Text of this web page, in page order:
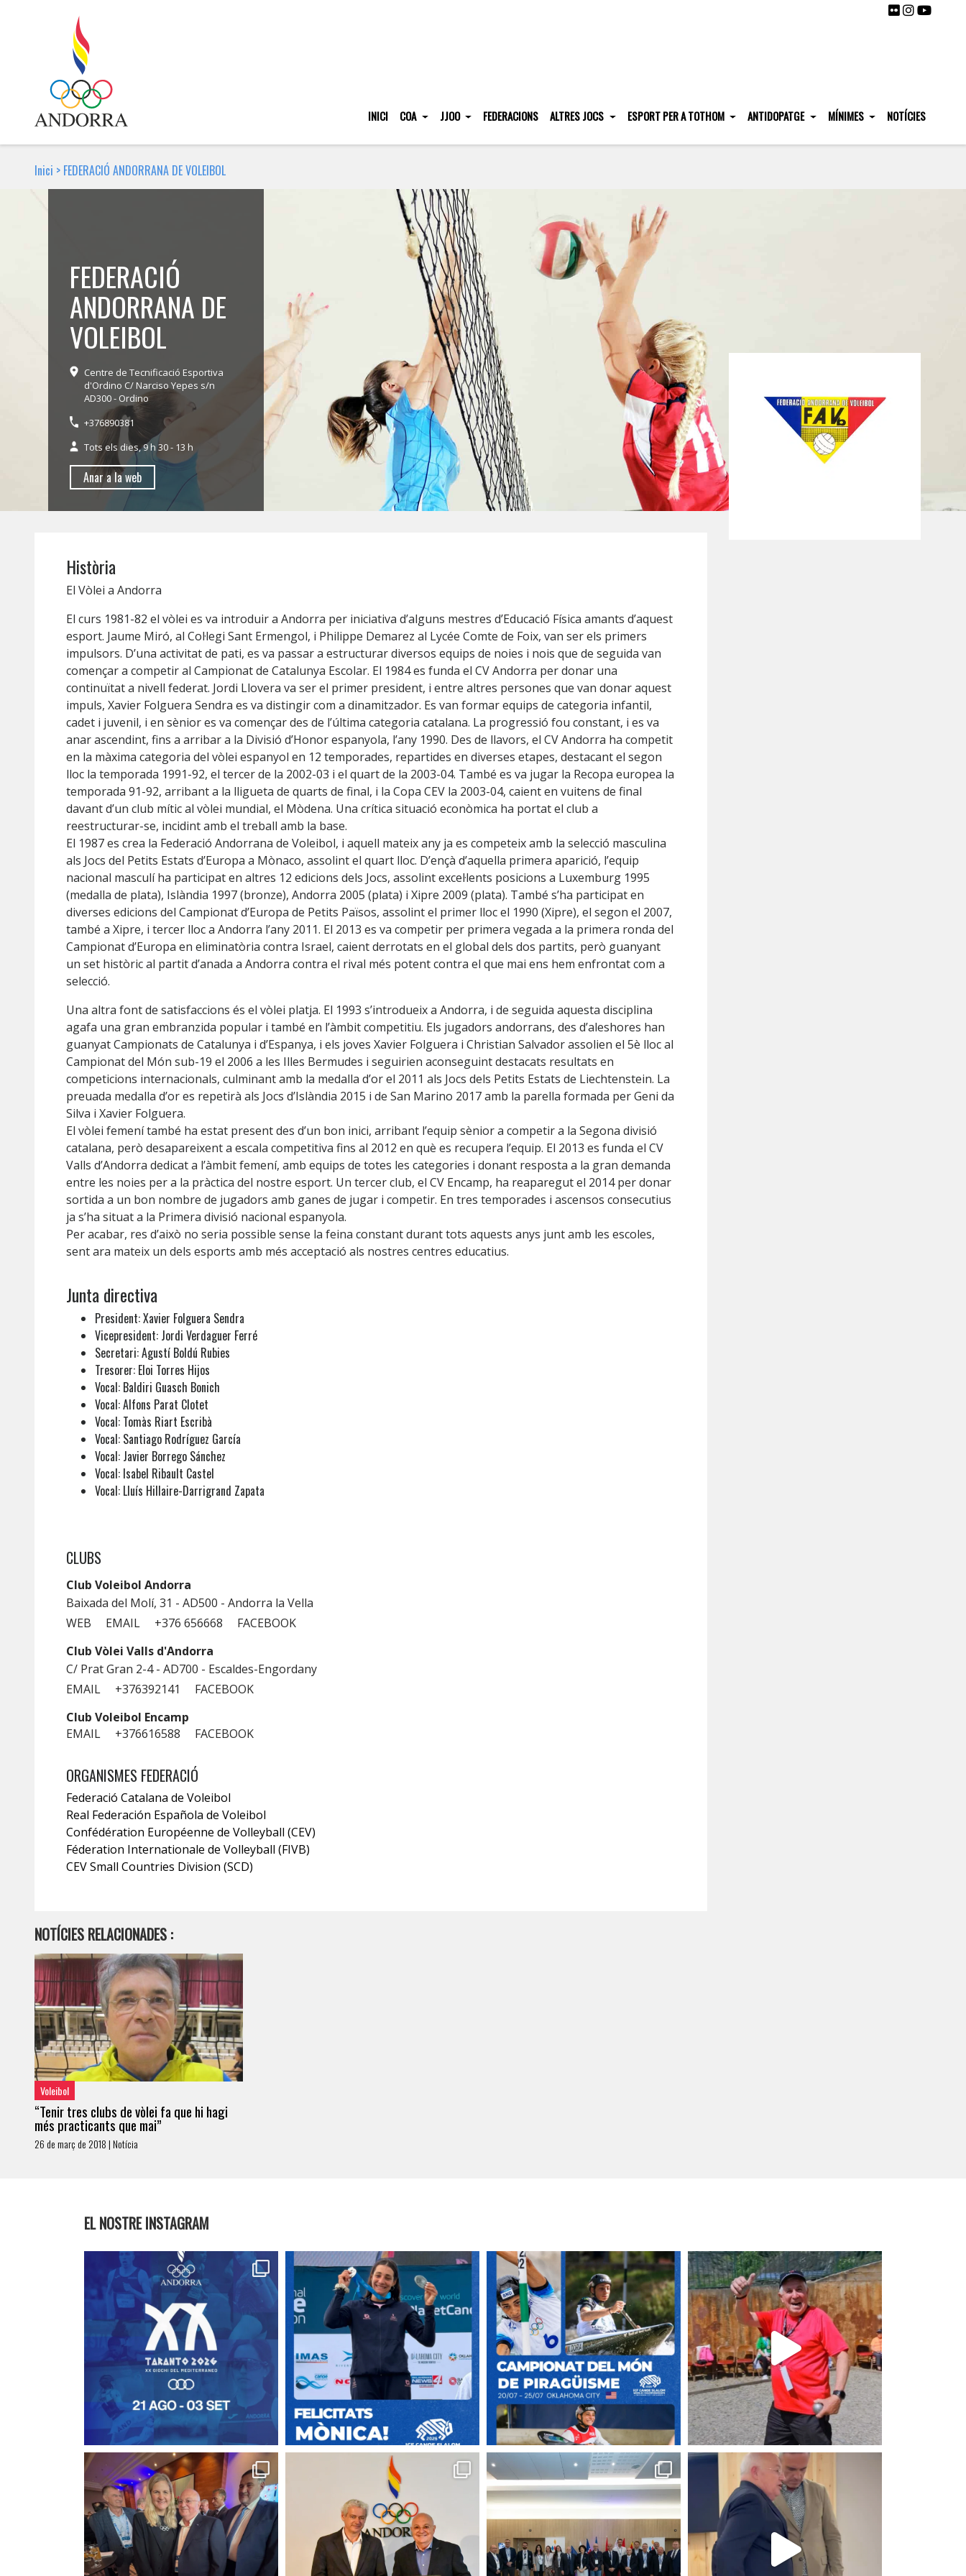
INICI COA JJOO FEDERACIONS ALTRES JOCS ESPORT PER A TOTHOM ANTIDOPATGE MÍNIMES NOTÍCIES
Inici > FEDERACIÓ ANDORRANA DE VOLEIBOL
FEDERACIÓ
ANDORRANA DE
VOLEIBOL
Centre de Tecnificació Esportiva
d'Ordino C/ Narciso Yepes s/n
AD300 - Ordino
+376890381
Tots els dies, 9 h 30 - 13 h
Anar a la web
Història
El Vòlei a Andorra
El curs 1981-82 el vòlei es va introduir a Andorra per iniciativa d’alguns mestres d’Educació Física amants d’aquest
esport. Jaume Miró, al Col·legi Sant Ermengol, i Philippe Demarez al Lycée Comte de Foix, van ser els primers
impulsors. D’una activitat de pati, es va passar a estructurar diversos equips de noies i nois que de seguida van
començar a competir al Campionat de Catalunya Escolar. El 1984 es funda el CV Andorra per donar una
continuïtat a nivell federat. Jordi Llovera va ser el primer president, i entre altres persones que van donar aquest
impuls, Xavier Folguera Sendra es va distingir com a dinamitzador. Es van formar equips de categoria infantil,
cadet i juvenil, i en sènior es va començar des de l’última categoria catalana. La progressió fou constant, i es va
anar ascendint, fins a arribar a la Divisió d’Honor espanyola, l’any 1990. Des de llavors, el CV Andorra ha competit
en la màxima categoria del vòlei espanyol en 12 temporades, repartides en diverses etapes, destacant el segon
lloc la temporada 1991-92, el tercer de la 2002-03 i el quart de la 2003-04. També es va jugar la Recopa europea la
temporada 91-92, arribant a la lligueta de quarts de final, i la Copa CEV la 2003-04, caient en vuitens de final
davant d’un club mític al vòlei mundial, el Mòdena. Una crítica situació econòmica ha portat el club a
reestructurar-se, incidint amb el treball amb la base.
El 1987 es crea la Federació Andorrana de Voleibol, i aquell mateix any ja es competeix amb la selecció masculina
als Jocs del Petits Estats d’Europa a Mònaco, assolint el quart lloc. D’ençà d’aquella primera aparició, l’equip
nacional masculí ha participat en altres 12 edicions dels Jocs, assolint excel·lents posicions a Luxemburg 1995
(medalla de plata), Islàndia 1997 (bronze), Andorra 2005 (plata) i Xipre 2009 (plata). També s’ha participat en
diverses edicions del Campionat d’Europa de Petits Països, assolint el primer lloc el 1990 (Xipre), el segon el 2007,
també a Xipre, i tercer lloc a Andorra l’any 2011. El 2013 es va competir per primera vegada a la primera ronda del
Campionat d’Europa en eliminatòria contra Israel, caient derrotats en el global dels dos partits, però guanyant
un set històric al partit d’anada a Andorra contra el rival més potent contra el que mai ens hem enfrontat com a
selecció.
Una altra font de satisfaccions és el vòlei platja. El 1993 s’introdueix a Andorra, i de seguida aquesta disciplina
agafa una gran embranzida popular i també en l’àmbit competitiu. Els jugadors andorrans, des d’aleshores han
guanyat Campionats de Catalunya i d’Espanya, i els joves Xavier Folguera i Christian Salvador assolien el 5è lloc al
Campionat del Món sub-19 el 2006 a les Illes Bermudes i seguirien aconseguint destacats resultats en
competicions internacionals, culminant amb la medalla d’or el 2011 als Jocs dels Petits Estats de Liechtenstein. La
preuada medalla d’or es repetirà als Jocs d’Islàndia 2015 i de San Marino 2017 amb la parella formada per Geni da
Silva i Xavier Folguera.
El vòlei femení també ha estat present des d’un bon inici, arribant l’equip sènior a competir a la Segona divisió
catalana, però desapareixent a escala competitiva fins al 2012 en què es recupera l’equip. El 2013 es funda el CV
Valls d’Andorra dedicat a l’àmbit femení, amb equips de totes les categories i donant resposta a la gran demanda
entre les noies per a la pràctica del nostre esport. Un tercer club, el CV Encamp, ha reaparegut el 2014 per donar
sortida a un bon nombre de jugadors amb ganes de jugar i competir. En tres temporades i ascensos consecutius
ja s’ha situat a la Primera divisió nacional espanyola.
Per acabar, res d’això no seria possible sense la feina constant durant tots aquests anys junt amb les escoles,
sent ara mateix un dels esports amb més acceptació als nostres centres educatius.
Junta directiva
President: Xavier Folguera Sendra
Vicepresident: Jordi Verdaguer Ferré
Secretari: Agustí Boldú Rubies
Tresorer: Eloi Torres Hijos
Vocal: Baldiri Guasch Bonich
Vocal: Alfons Parat Clotet
Vocal: Tomàs Riart Escribà
Vocal: Santiago Rodríguez García
Vocal: Javier Borrego Sánchez
Vocal: Isabel Ribault Castel
Vocal: Lluís Hillaire-Darrigrand Zapata
CLUBS
Club Voleibol Andorra
Baixada del Molí, 31 - AD500 - Andorra la Vella
WEB
EMAIL +376 656668
FACEBOOK
Club Vòlei Valls d'Andorra
C/ Prat Gran 2-4 - AD700 - Escaldes-Engordany
EMAIL
+376392141
FACEBOOK
Club Voleibol Encamp
EMAIL
+376616588 FACEBOOK
ORGANISMES FEDERACIÓ
Federació Catalana de Voleibol
Real Federación Española de Voleibol
Confédération Européenne de Volleyball (CEV)
Féderation Internationale de Volleyball (FIVB)
CEV Small Countries Division (SCD)
NOTÍCIES RELACIONADES :
Voleibol
“Tenir tres clubs de vòlei fa que hi hagi
més practicants que mai”
26 de març de 2018 | Notícia
EL NOSTRE INSTAGRAM